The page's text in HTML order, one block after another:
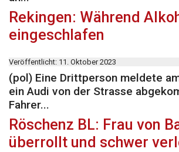
Rekingen: Während
eingeschlafen
Veröffentlicht: 11. Oktober 2023
(pol) Eine Drittperson meldete
ein Audi von der Strasse
Fahrer...
Röschenz BL: Frau von
überrollt und schwer